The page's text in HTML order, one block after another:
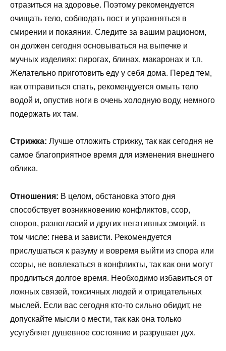
отразиться на здоровье. Поэтому рекомендуется
очищать тело, соблюдать пост и упражняться в
смирении и покаянии. Следите за вашим рационом,
он должен сегодня основываться на выпечке и
мучных изделиях: пирогах, блинах, макаронах и т.п.
Желательно приготовить еду у себя дома. Перед тем,
как отправиться спать, рекомендуется омыть тело
водой и, опустив ноги в очень холодную воду, немного
подержать их там.
Стрижка: Лучше отложить стрижку, так как сегодня не
самое благоприятное время для изменения внешнего
облика.
Отношения: В целом, обстановка этого дня
способствует возникновению конфликтов, ссор,
споров, разногласий и других негативных эмоций, в
том числе: гнева и зависти. Рекомендуется
прислушаться к разуму и вовремя выйти из спора или
ссоры, не вовлекаться в конфликты, так как они могут
продлиться долгое время. Необходимо избавиться от
ложных связей, токсичных людей и отрицательных
мыслей. Если вас сегодня кто-то сильно обидит, не
допускайте мысли о мести, так как она только
усугубляет душевное состояние и разрушает дух.